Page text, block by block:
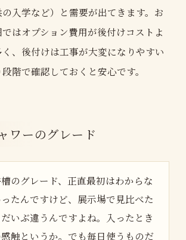
入学など）と需要が出てきます。お
はオプション費用が後付けコストよ
く、後付けは工事が大変になりやすい
階で確認しておくと安心です。
ワーのグレード
のグレード、正直最初はわからな
たんですけど、展示場で見比べた
だいぶ違うんですよね。入ったとき
感触というか。でも毎日使うものだ